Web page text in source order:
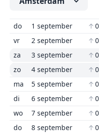
do 1 september ↑
vr
2 september ↑
za
3 september ↑
zo
4 september ↑
ma
5 september ↑
di
6 september ↑
wo
7 september ↑
do
8 september ↑